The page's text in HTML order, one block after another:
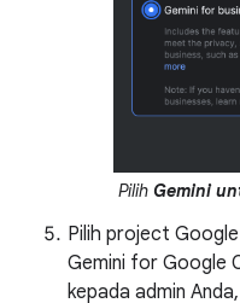
Pilih Gemini
Pilih project
Gemini for Google
kepada admin